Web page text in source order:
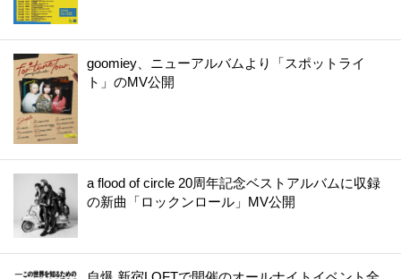
goomiey、ニューアルバムより「スポットライ
ト」のMV公開
a flood of circle 20周年記念ベストアルバムに収録
の新曲「ロックンロール」MV公開